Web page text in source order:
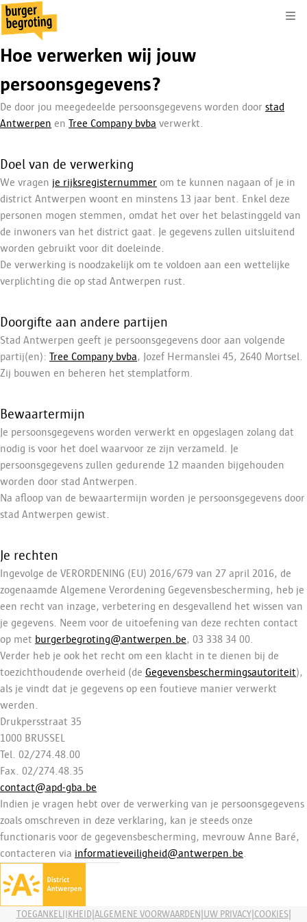
Hoe verwerken wij jouw
persoonsgegevens?
De door jou meegedeelde persoonsgegevens worden door stad
Antwerpen en Tree Company bvba verwerkt.
Doel van de verwerking
We vragen je rijksregisternummer om te kunnen nagaan of je in
district Antwerpen woont en minstens 13 jaar bent. Enkel deze
personen mogen stemmen, omdat het over het belastinggeld van
de inwoners van het district gaat. Je gegevens zullen uitsluitend
worden gebruikt voor dit doeleinde.
De verwerking is noodzakelijk om te voldoen aan een wettelijke
verplichting die op stad Antwerpen rust.
Doorgifte aan andere partijen
Stad Antwerpen geeft je persoonsgegevens door aan volgende
partij(en): Tree Company bvba, Jozef Hermanslei 45, 2640 Mortsel.
Zij bouwen en beheren het stemplatform.
Bewaartermijn
Je persoonsgegevens worden verwerkt en opgeslagen zolang dat
nodig is voor het doel waarvoor ze zijn verzameld. Je
persoonsgegevens zullen gedurende 12 maanden bijgehouden
worden door stad Antwerpen.
Na afloop van de bewaartermijn worden je persoonsgegevens door
stad Antwerpen gewist.
Je rechten
Ingevolge de VERORDENING (EU) 2016/679 van 27 april 2016, de
zogenaamde Algemene Verordening Gegevensbescherming, heb je
een recht van inzage, verbetering en desgevallend het wissen van
je gegevens. Neem voor de uitoefening van deze rechten contact
op met burgerbegroting@antwerpen.be, 03 338 34 00.
Verder heb je ook het recht om een klacht in te dienen bij de
toezichthoudende overheid (de Gegevensbeschermingsautoriteit),
als je vindt dat je gegevens op een foutieve manier verwerkt
werden.
Drukpersstraat 35
1000 BRUSSEL
Tel. 02/274.48.00
Fax. 02/274.48.35
contact@apd-gba.be
Indien je vragen hebt over de verwerking van je persoonsgegevens
zoals omschreven in deze verklaring, kan je steeds onze
functionaris voor de gegevensbescherming, mevrouw Anne Baré,
contacteren via informatieveiligheid@antwerpen.be.
TOEGANKELIJKHEID| ALGEMENE VOORWAARDEN UW PRIVACY| COOKIES|